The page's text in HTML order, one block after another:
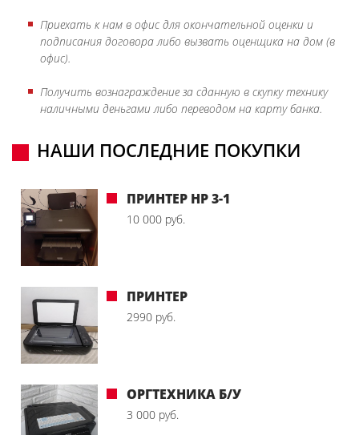
Приехать к нам в офис для окончательной оценки и
подписания договора либо вызвать оценщика на дом (в
офис).
Получить вознаграждение за сданную в скупку технику
наличными деньгами либо переводом на карту банка.
НАШИ ПОСЛЕДНИЕ ПОКУПКИ
ПРИНТЕР HP 3-1
10 000 руб.
ПРИНТЕР
2990 руб.
ОРГТЕХНИКА Б/У
3 000 руб.